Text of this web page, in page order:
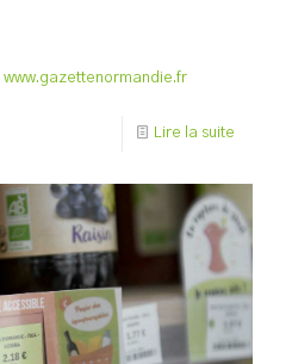
www.gazettenormandie.fr
Lire la suite